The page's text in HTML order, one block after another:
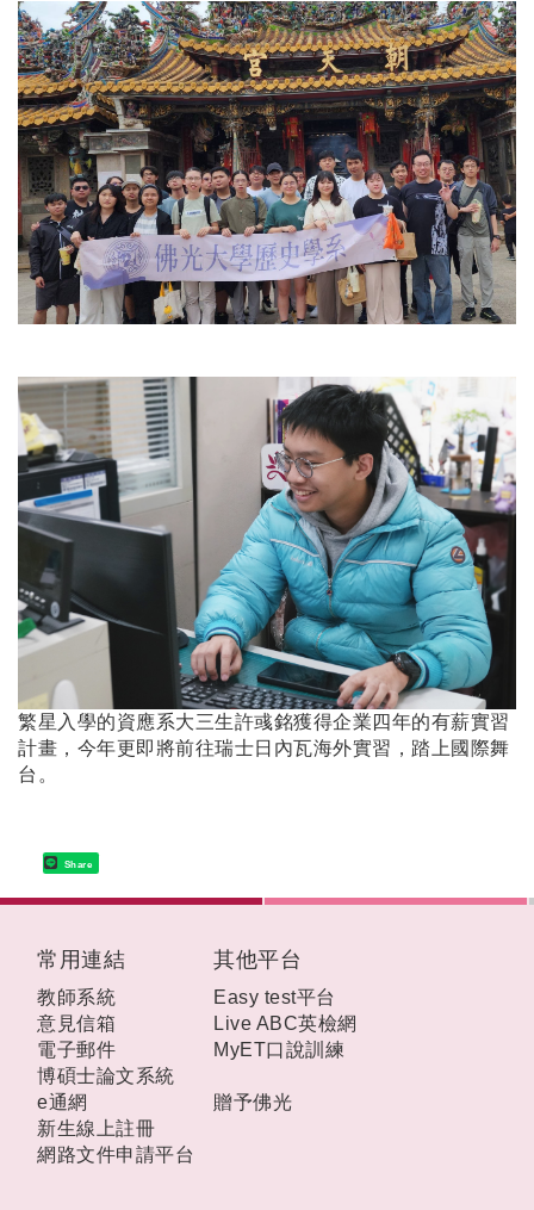
繁星入學的資應系大三生許彧銘獲得企業四年的有薪實習
計畫，今年更即將前往瑞士日內瓦海外實習，踏上國際舞
台。
Share
常用連結
教師系統
意見信箱
電子郵件
博碩士論文系統
e通網
新生線上註冊
網路文件申請平台
其他平台
Easy test平台
Live ABC英檢網
MyET口說訓練
贈予佛光